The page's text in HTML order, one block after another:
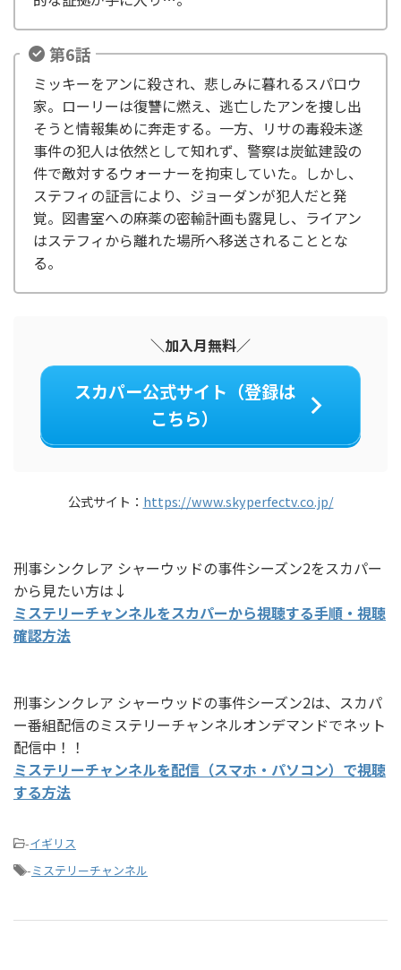
第6話
ミッキーをアンに殺され、悲しみに暮れるスパロウ
家。ローリーは復讐に燃え、逃亡したアンを捜し出
そうと情報集めに奔走する。一方、リサの毒殺未遂
事件の犯人は依然として知れず、警察は炭鉱建設の
件で敵対するウォーナーを拘束していた。しかし、
ステフィの証言により、ジョーダンが犯人だと発
覚。図書室への麻薬の密輸計画も露見し、ライアン
はステフィから離れた場所へ移送されることとな
る。
＼加入月無料／
スカパー公式サイト（登録は
こちら）
公式サイト： https://www.skyperfectv.co.jp/
刑事シンクレア シャーウッドの事件シーズン2をスカパー
から見たい方は↓
ミステリーチャンネルをスカパーから視聴する手順・視聴
確認方法
刑事シンクレア シャーウッドの事件シーズン2は、スカパ
ー番組配信のミステリーチャンネルオンデマンドでネット
配信中！！
ミステリーチャンネルを配信（スマホ・パソコン）で視聴
する方法
-イギリス
-ミステリーチャンネル